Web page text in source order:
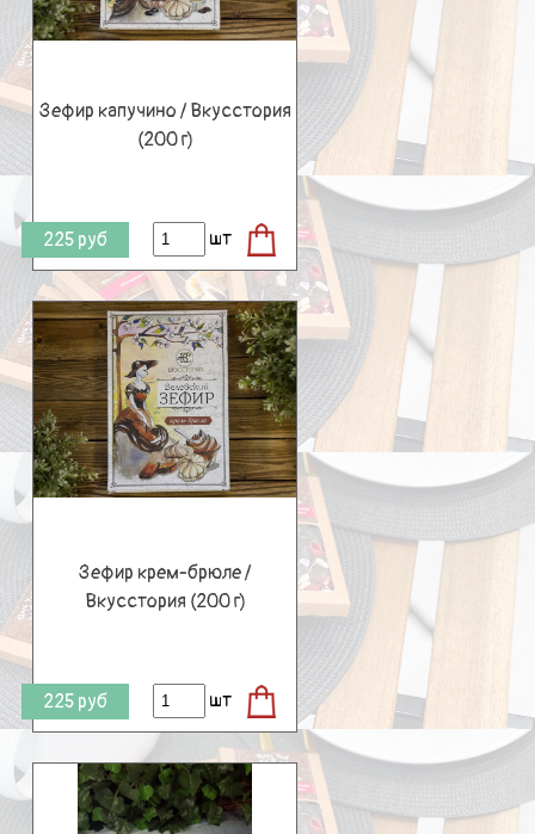
Зефир капучино / Вкусстория
(200 г)
225 руб шт
Зефир крем-брюле /
Вкусстория (200 г)
225 руб шт